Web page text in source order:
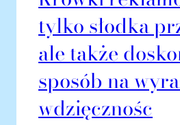
tylko słodka
ale także
sposób na
wdzięcznośc